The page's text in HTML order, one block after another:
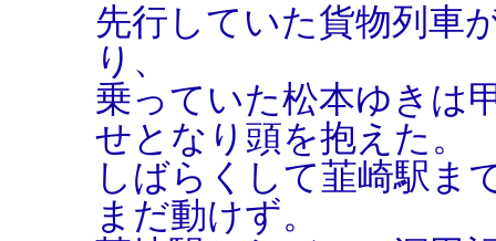
先行していた貨物列車
り、
乗っていた松本ゆきは
せとなり頭を抱えた。
しばらくして韮崎駅ま
まだ動けず。